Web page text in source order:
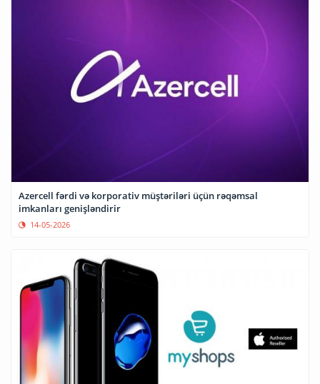
Azercell fərdi və korporativ müştəriləri üçün rəqəmsal
imkanları genişləndirir
14-05-2026